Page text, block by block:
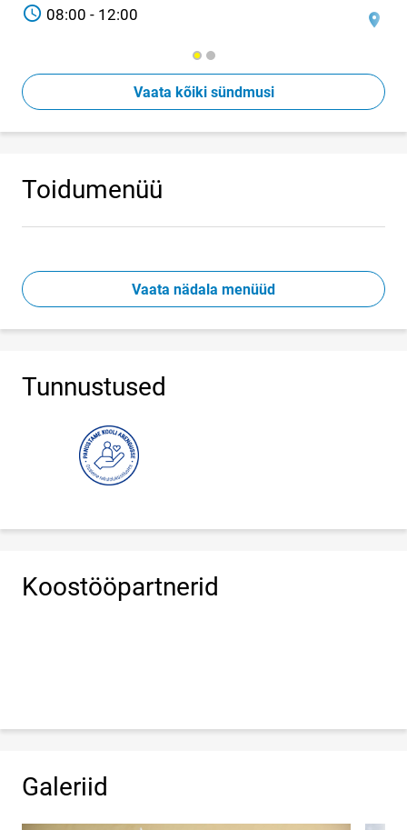
TIME08:00 - 12:00
Vaata kõiki sündmusi
Toidumenüü
Vaata nädala menüüd
Tunnustused
Koostööpartnerid
Galeriid